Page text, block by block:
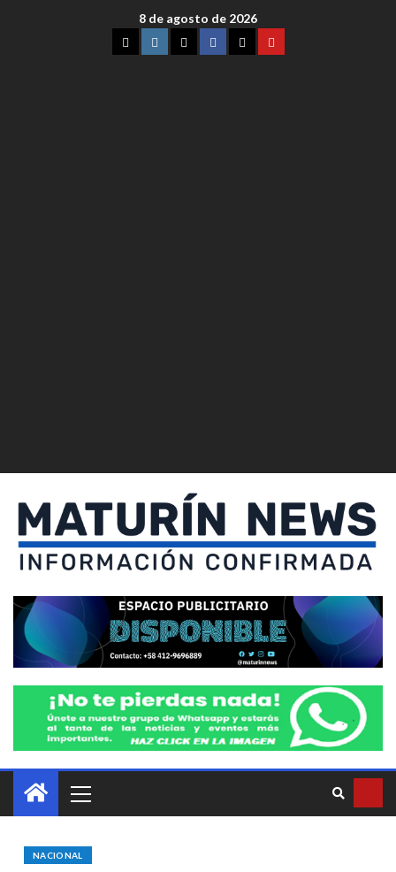
8 de agosto de 2026
NACIONAL